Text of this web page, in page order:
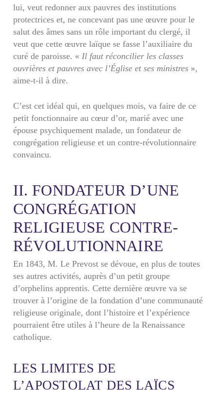
lui, veut redonner aux pauvres des institutions
protectrices et, ne concevant pas une œuvre pour le
salut des âmes sans un rôle important du clergé, il
veut que cette œuvre laïque se fasse l’auxiliaire du
curé de paroisse. « Il faut réconcilier les classes
ouvrières et pauvres avec l’Église et ses ministres»,
aime-t-il à dire.
C’est cet idéal qui, en quelques mois, va faire de ce
petit fonctionnaire au cœur d’or, marié avec une
épouse psychiquement malade, un fondateur de
congrégation religieuse et un contre-révolutionnaire
convaincu.
II. FONDATEUR D’UNE
CONGRÉGATION
RELIGIEUSE CONTRE-
RÉVOLUTIONNAIRE
En 1843, M. Le Prevost se dévoue, en plus de toutes
ses autres activités, auprès d’un petit groupe
d’orphelins apprentis. Cette dernière œuvre va se
trouver à l’origine de la fondation d’une communauté
religieuse originale, dont l’histoire et l’expérience
pourraient être utiles à l’heure de la Renaissance
catholique.
LES LIMITES DE
L’APOSTOLAT DES LAÏCS